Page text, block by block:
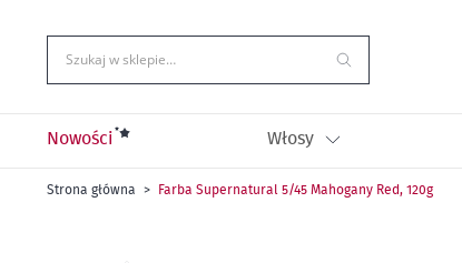
do
treści
Szukaj w sklepie…
Nowości Włosy
Strona główna Farba Supernatural 5/45 Mahogany Red, 120g